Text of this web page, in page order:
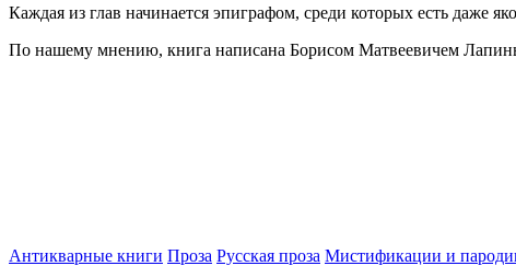
Каждая из глав начинается эпиграфом, среди которых есть даже
По нашему мнению, книга написана Борисом Матвеевичем
Антикварные книги Проза Русская проза Мистификации и